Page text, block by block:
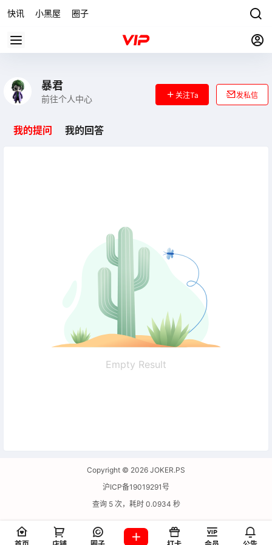
快讯 小黑屋 圈子
暴君
前往个人中心 关注Ta 发私信
我的提问 我的回答
Empty Result
Copyright © 2026 JOKER.PS
沪ICP备19019291号
查询 5 次，耗时 0.0934 秒